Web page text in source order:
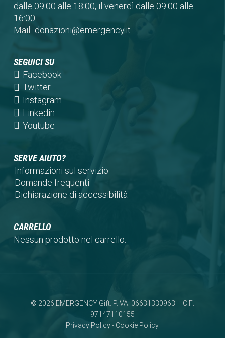
dalle 09:00 alle 18:00, il venerdì dalle 09:00 alle
16:00.
Mail: donazioni@emergency.it
SEGUICI SU
Facebook(opens
a
Twitter(opens
in
a
new
Instagram(opens
Linkedin(opens
in
tab)
Youtube(opens
new
tab)
SERVE AIUTO?
Informazioni sul servizio
Domande frequenti
Dichiarazione di accessibilità
CARRELLO
Nessun prodotto nel carrello.
© 2026 EMERGENCY Gift. P.IVA: 06631330963 – C.F:
97147110155
Privacy Policy- Cookie Policy